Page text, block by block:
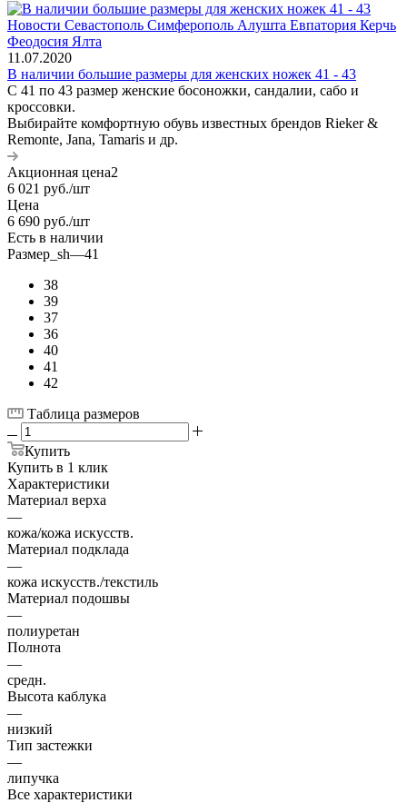
11.07.2020
В наличии большие размеры для женских ножек 41 - 43
С 41 по 43 размер женские босоножки, сандалии, сабо и
кроссовки.
Выбирайте комфортную обувь известных брендов Rieker &
Remonte, Jana, Tamaris и др.
Акционная цена2
6 021 руб./шт
Цена
6 690 руб./шт
Есть в наличии
Размер_sh—41
38
39
37
36
40
41
42
Таблица размеров
Купить
Купить в 1 клик
Характеристики
Материал верха
—
кожа/кожа искусств.
Материал подклада
—
кожа искусств./текстиль
Материал подошвы
—
полиуретан
Полнота
—
средн.
Высота каблука
—
низкий
Тип застежки
—
липучка
Все характеристики